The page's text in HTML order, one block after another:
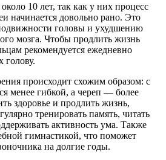
10 лет, так как у них процесс
начинается довольно рано. Это
головы и ухудшению
мозга. Чтобы продлить жизнь
рекомендуется ежедневно
голову.
происходит схожим образом: с
менее гибкой, а череп — более
здоровье и продлить жизнь,
тренировать память, читать
активность ума. Также
гимнастикой, что поможет
на долгие годы.